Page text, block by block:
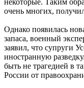
очень многих,
Однако появилась
запаса, военный
заявил, что супруги
иностранную
быть не трагедией в
России от